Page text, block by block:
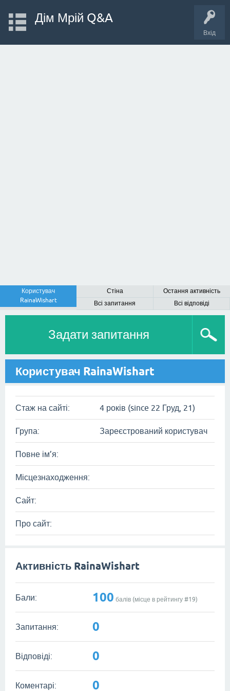
Вхід
Дім Мрій Q&A
Користувач
RainaWishart
Стіна
Остання активність
Всі запитання
Всі відповіді
Задати запитання
Користувач RainaWishart
Стаж на сайті: 4 років (since 22 Груд, 21)
Група: Зареєстрований користувач
Повне ім’я:
Місцезнаходження:
Сайт:
Про сайт:
Активність RainaWishart
Бали: 100 балів (місце в рейтингу #19)
Запитання: 0
Відповіді: 0
Коментарі: 0